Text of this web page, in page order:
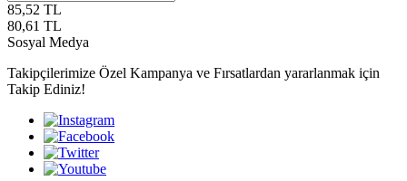
85,52 TL
80,61 TL
Sosyal Medya
Takipçilerimize Özel Kampanya ve Fırsatlardan yararlanmak için
Takip Ediniz!